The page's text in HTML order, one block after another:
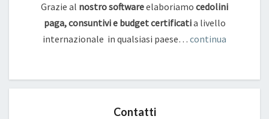
Grazie al nostro softwareelaboriamo cedolini
paga, consuntivi e budget certificatia livello
internazionale in qualsiasi paese… continua
Contatti